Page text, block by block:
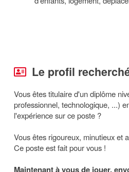
Le profil
Vous êtes titulaire d'un diplôme
professionnel, technologique, ...)
l'expérience sur ce poste ?
Vous êtes rigoureux, minutieux et
Ce poste est fait pour vous !
Maintenant à vous de jouer,